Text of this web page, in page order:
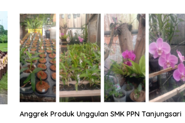
Anggrek Produk Unggulan SMK PPN Tanjungsari